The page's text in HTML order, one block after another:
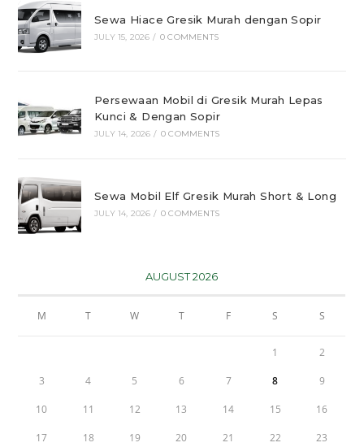
Sewa Hiace Gresik Murah dengan Sopir
JULY 15, 2026 / 0 COMMENTS
Persewaan Mobil di Gresik Murah Lepas
Kunci & Dengan Sopir
JULY 14, 2026 / 0 COMMENTS
Sewa Mobil Elf Gresik Murah Short & Long
JULY 14, 2026 / 0 COMMENTS
AUGUST 2026
M T W T F S S
1 2
3 4 5 6 7 8 9
10 11 12 13 14 15 16
17 18 19 20 21 22 23